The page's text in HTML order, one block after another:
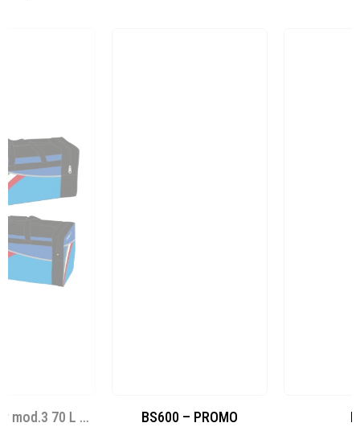
BS600 – PROMO